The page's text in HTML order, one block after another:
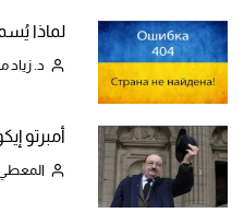
لماذا
د. زياد
أمبرتو